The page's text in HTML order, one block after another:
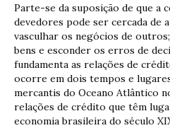
Parte-se da suposição de que a
devedores pode ser cercada de
vasculhar os negócios de
bens e esconder os erros de
fundamenta as relações de
ocorre em dois tempos e
mercantis do Oceano Atlântico
relações de crédito que têm
economia brasileira do século